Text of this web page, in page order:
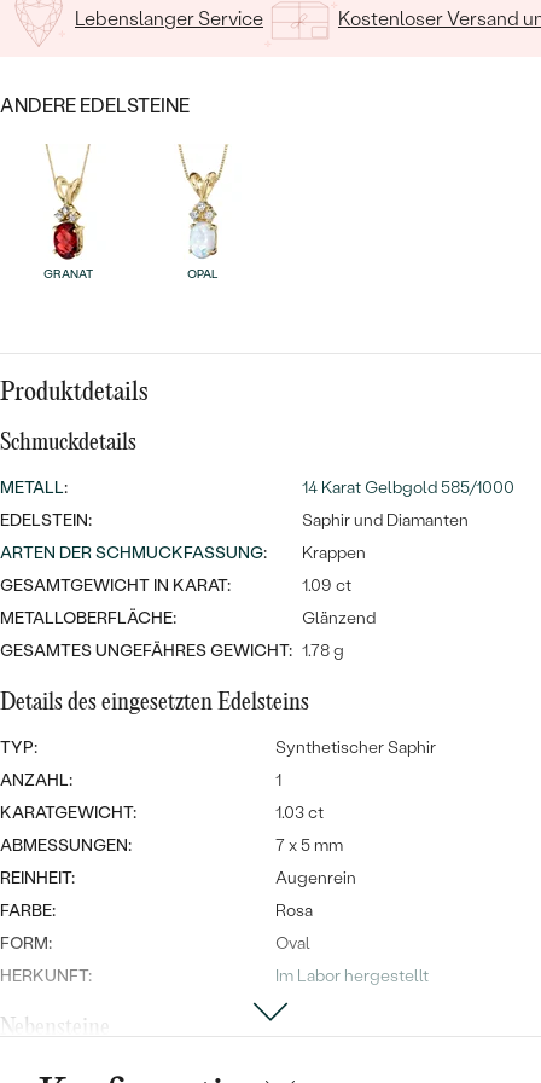
Eheringe
GOLD
PLATIN
Wave Kollektion
EDELSTEINSCHMUCK
SCHMUCK MIT LAB GROWN
DIAMANTEN
PERLENSCHMUCK
NACH STYL
SYMBOLISCH
MINIMALISTISCH
NACH ANLASS
NACH DER FARBE
NACH DER FORM
Meistverkaufte
Ohrrinnge
PREISWERTE
LUXURIÖSE
Personalisierte
Halsketten
LUXURIÖSE
Meistverkaufte
Ringe
Lebenslanger Service Kostenloser Versand
ANDERE EDELSTEINE
GRANAT OPAL
Produktdetails
Schmuckdetails
METALL:
14 Karat Gelbgold 585/1000
EDELSTEIN:
Saphir und Diamanten
ARTEN DER SCHMUCKFASSUNG:
Krappen
GESAMTGEWICHT IN KARAT:
1.09 ct
METALLOBERFLÄCHE:
Glänzend
GESAMTES UNGEFÄHRES GEWICHT: 1.78 g
Details des eingesetzten Edelsteins
TYP:
Synthetischer Saphir
ANZAHL:
1
KARATGEWICHT:
1.03 ct
ABMESSUNGEN:
7 x 5 mm
REINHEIT:
Augenrein
FARBE:
Rosa
FORM:
Oval
HERKUNFT:
Im Labor hergestellt
Nebensteine